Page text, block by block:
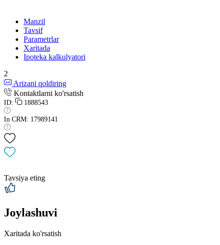
Manzil
Tavsif
Parametrlar
Xaritada
Ipoteka kalkulyatori
2
Arizani qoldiring
Kontaktlarni ko'rsatish
ID: 1888543
In CRM: 17989141
Tavsiya eting
Joylashuvi
Xaritada ko'rsatish